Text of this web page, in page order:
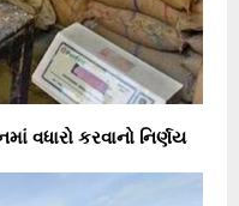
વધારો કરવાનો નિર્ણય